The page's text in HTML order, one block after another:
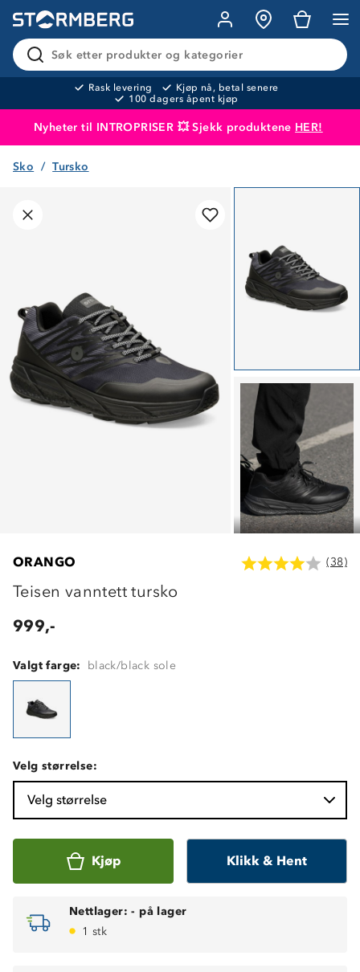
Søk etter produkter og kategorier
Rask levering
Kjøp nå, betal senere
100 dagers åpent kjøp
Nyheter til INTROPRISER 💥 Sjekk produktene HER!
Sko Tursko
ORANGO (38)
Teisen vanntett tursko
999,-
Valgt farge: black/black sole
Velg størrelse:
Velg størrelse
Kjøp Klikk & Hent
Nettlager: - på lager
1 stk